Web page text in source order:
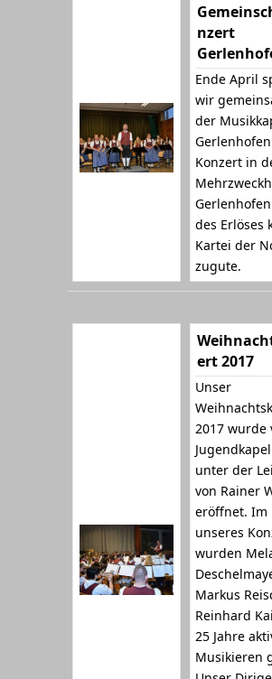
nzert
Ende April
wir
der
Konzert in
des Erlöses
Kartei der
zugute.
ert 2017
Unser
2017 wurde
unter der
von Rainer
eröffnet. Im
unseres
wurden
Markus
Reinhard
25 Jahre
Musikieren